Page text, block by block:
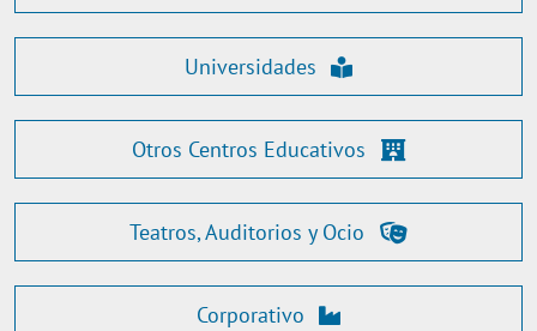
Universidades
Otros Centros Educativos
Teatros, Auditorios y Ocio
Corporativo